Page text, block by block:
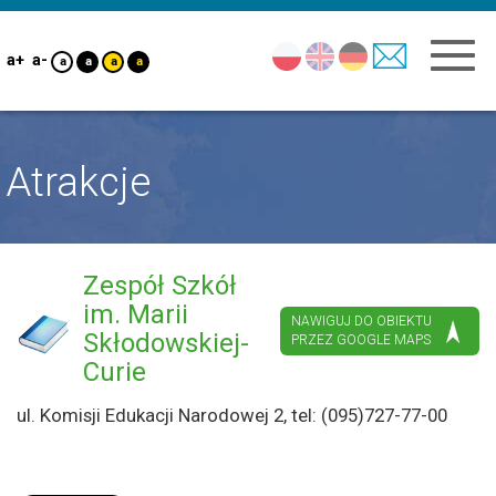
a+ a- a a a a
Atrakcje
Zespół Szkół
im. Marii
Skłodowskiej-
Curie
NAWIGUJ DO OBIEKTU
PRZEZ GOOGLE MAPS
ul. Komisji Edukacji Narodowej 2, tel: (095)727-77-00